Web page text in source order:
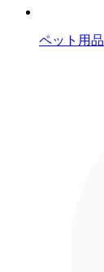
ペット用品